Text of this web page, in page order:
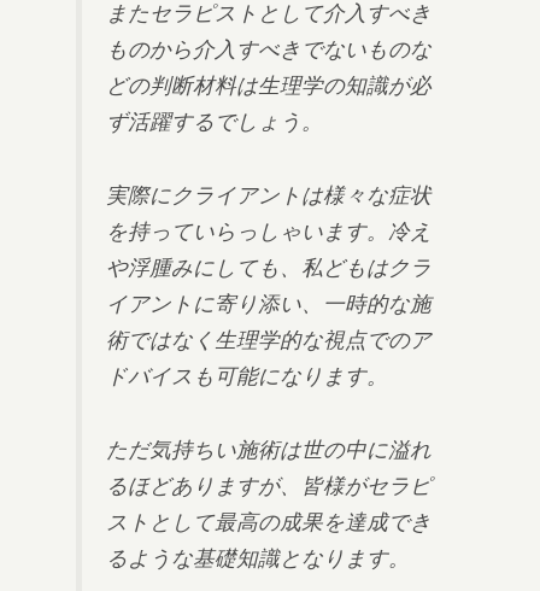
またセラピストとして介入すべき
ものから介入すべきでないものな
どの判断材料は生理学の知識が必
ず活躍するでしょう。
実際にクライアントは様々な症状
を持っていらっしゃいます。冷え
や浮腫みにしても、私どもはクラ
イアントに寄り添い、一時的な施
術ではなく生理学的な視点でのア
ドバイスも可能になります。
ただ気持ちい施術は世の中に溢れ
るほどありますが、皆様がセラピ
ストとして最高の成果を達成でき
るような基礎知識となります。